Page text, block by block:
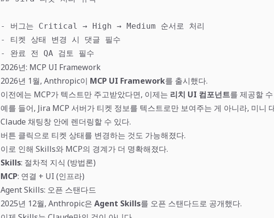
- 버그는 Critical → High → Medium 순서로 처리
- 티켓 상태 변경 시 댓글 필수
- 완료 전 QA 검토 필수
2026년: MCP UI Framework
2026년 1월, Anthropic이 MCP UI Framework를 출시했다.
이전에는 MCP가 텍스트만 주고받았다면, 이제는 리치 UI 컴포넌트를 제공할
예를 들어, Jira MCP 서버가 티켓 정보를 텍스트로만 보여주는 게 아니라, 미니
Claude 채팅창 안에 렌더링할 수 있다.
버튼 클릭으로 티켓 상태를 변경하는 것도 가능해졌다.
이로 인해 Skills와 MCP의 경계가 더 명확해졌다.
Skills: 절차적 지식 (방법론)
MCP: 연결 + UI (인프라)
Agent Skills: 오픈 스탠다드
2025년 12월, Anthropic은 Agent Skills를 오픈 스탠다드로 공개했다.